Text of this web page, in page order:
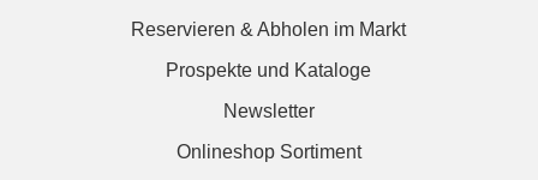
Reservieren & Abholen im Markt
Prospekte und Kataloge
Newsletter
Onlineshop Sortiment